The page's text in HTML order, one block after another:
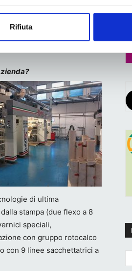
Rifiuta
Packaging insieme al
di ultima
stampa (due flexo a 8
speciali,
con gruppo rotocalco
con 9 linee sacchettatrici a